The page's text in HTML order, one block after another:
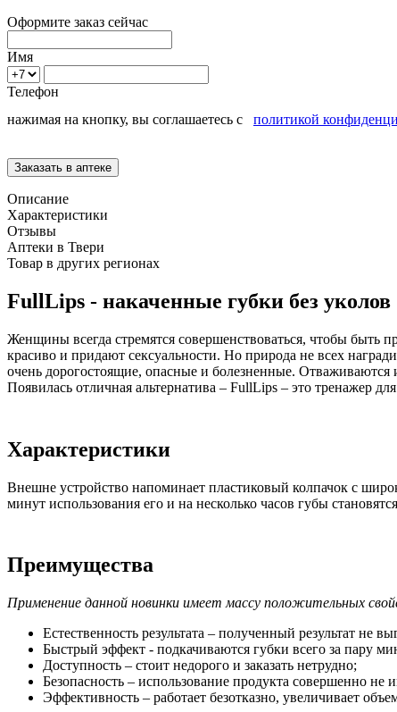
Оформите заказ сейчас
Имя
Телефон
нажимая на кнопку, вы соглашаетесь с политикой
Описание
Характеристики
Отзывы
Аптеки в Твери
Товар в других регионах
FullLips - накаченные губки без уколов
Женщины всегда стремятся совершенствоваться, чтобы
красиво и придают сексуальности. Но природа не всех
очень дорогостоящие, опасные и болезненные.
Появилась отличная альтернатива – FullLips – это тренажер
Характеристики
Внешне устройство напоминает пластиковый колпачок с
минут использования его и на несколько часов губы
Преимущества
Применение данной новинки имеет массу положительных
Естественность результата – полученный результат не
Быстрый эффект - подкачиваются губки всего за пару
Доступность – стоит недорого и заказать нетрудно;
Безопасность – использование продукта совершенно
Эффективность – работает безотказно, увеличивает